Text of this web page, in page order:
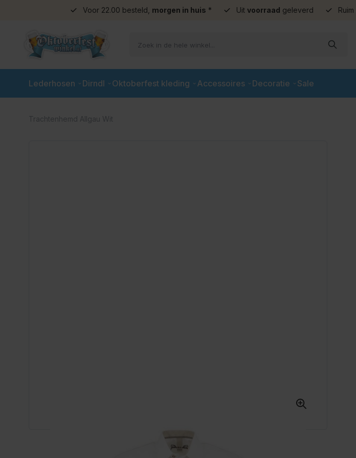
Voor 22.00 besteld, morgen in huis * Uit voorraad geleverd Ruim
Lederhosen Dirndl Oktoberfest kleding Accessoires Decoratie Sale
Trachtenhemd Allgau Wit